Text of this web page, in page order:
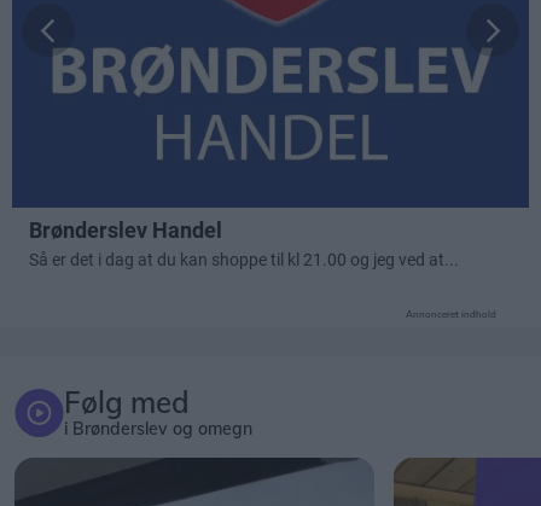
Annonceret indhold
Følg med
i Brønderslev og omegn